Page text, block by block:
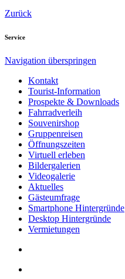
Zurück
Service
Navigation überspringen
Kontakt
Tourist-Information
Prospekte & Downloads
Fahrradverleih
Souvenirshop
Gruppenreisen
Öffnungszeiten
Virtuell erleben
Bildergalerien
Videogalerie
Aktuelles
Gästeumfrage
Smartphone Hintergründe
Desktop Hintergründe
Vermietungen